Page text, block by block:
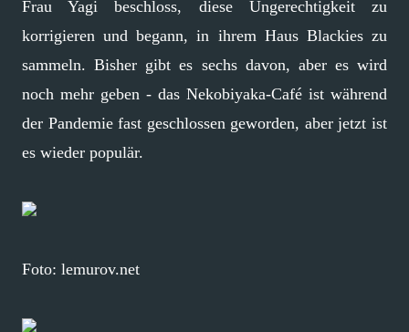
Frau Yagi beschloss, diese Ungerechtigkeit zu
korrigieren und begann, in ihrem Haus Blackies zu
sammeln. Bisher gibt es sechs davon, aber es wird
noch mehr geben - das Nekobiyaka-Café ist während
der Pandemie fast geschlossen geworden, aber jetzt ist
es wieder populär.
Foto: lemurov.net